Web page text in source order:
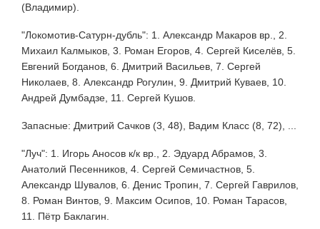
(Владимир).
"Локомотив-Сатурн-дубль": 1. Александр Макаров вр., 2.
Михаил Калмыков, 3. Роман Егоров, 4. Сергей Киселёв, 5.
Евгений Богданов, 6. Дмитрий Васильев, 7. Сергей
Николаев, 8. Александр Рогулин, 9. Дмитрий Куваев, 10.
Андрей Думбадзе, 11. Сергей Кушов.
Запасные: Дмитрий Сачков (3, 48), Вадим Класс (8, 72), ...
"Луч": 1. Игорь Аносов к/к вр., 2. Эдуард Абрамов, 3.
Анатолий Песенников, 4. Сергей Семичастнов, 5.
Александр Шувалов, 6. Денис Тропин, 7. Сергей Гаврилов,
8. Роман Винтов, 9. Максим Осипов, 10. Роман Тарасов,
11. Пётр Баклагин.